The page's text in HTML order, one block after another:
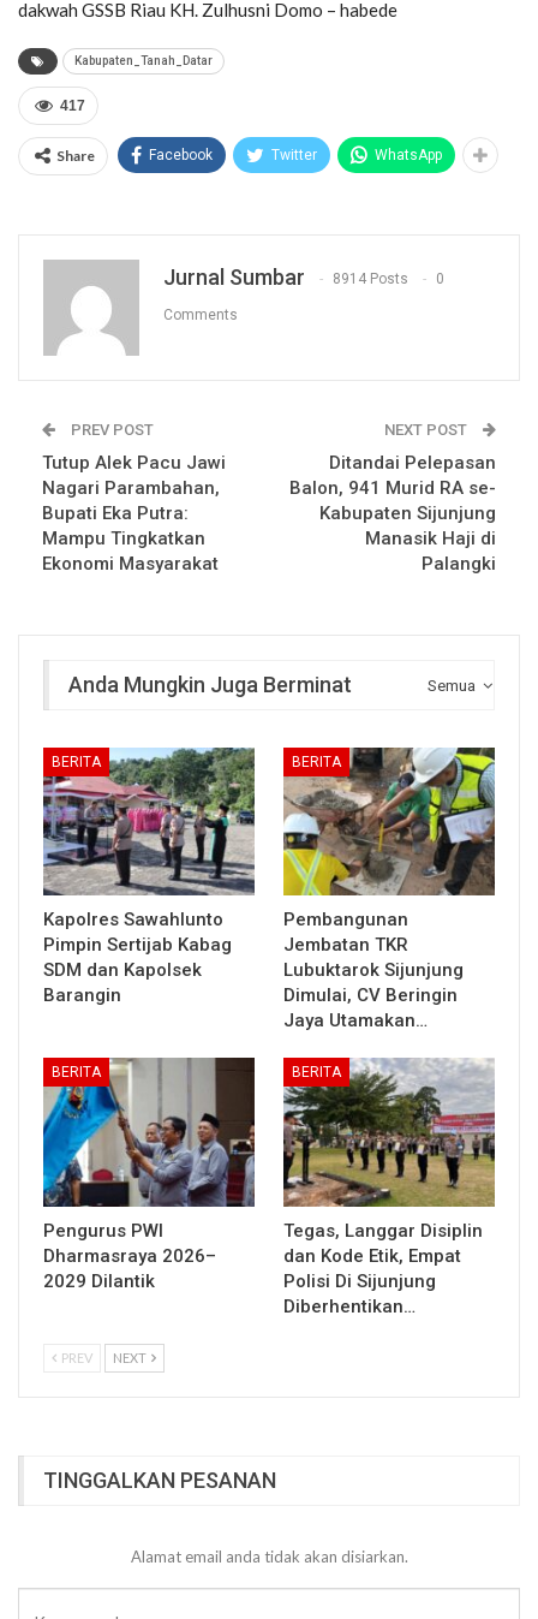
dakwah GSSB Riau KH. Zulhusni Domo – habede
Kabupaten_Tanah_Datar
417
Share Facebook Twitter WhatsApp
Jurnal Sumbar 8914 Posts 0
Comments
PREV POST
Tutup Alek Pacu Jawi
Nagari Parambahan,
Bupati Eka Putra:
Mampu Tingkatkan
Ekonomi Masyarakat
NEXT POST
Ditandai Pelepasan
Balon, 941 Murid RA se-
Kabupaten Sijunjung
Manasik Haji di
Palangki
Semua
Anda Mungkin Juga Berminat
BERITA
Kapolres Sawahlunto
Pimpin Sertijab Kabag
SDM dan Kapolsek
Barangin
BERITA
Pembangunan
Jembatan TKR
Lubuktarok Sijunjung
Dimulai, CV Beringin
Jaya Utamakan…
BERITA
Pengurus PWI
Dharmasraya 2026–
2029 Dilantik
BERITA
Tegas, Langgar Disiplin
dan Kode Etik, Empat
Polisi Di Sijunjung
Diberhentikan…
PREV NEXT
TINGGALKAN PESANAN
Alamat email anda tidak akan disiarkan.